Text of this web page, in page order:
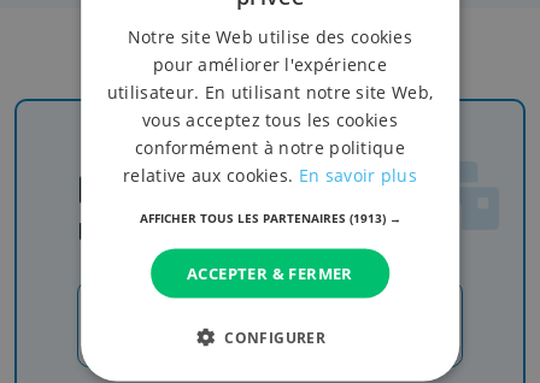
Newsletter
Rejoignez-nous
JE M'INSCRIS
Notre site Web utilise des cookies
pour améliorer l'expérience
utilisateur. En utilisant notre site Web,
vous acceptez tous les cookies
conformément à notre politique
relative aux cookies. En savoir plus
AFFICHER TOUS LES PARTENAIRES (1913) →
ACCEPTER & FERMER
CONFIGURER